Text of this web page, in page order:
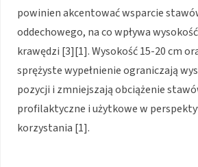
powinien akcentować wsparcie
oddechowego, na co wpływa
krawędzi [3][1]. Wysokość 15-20 cm
sprężyste wypełnienie ograniczają
pozycji i zmniejszają obciążenie
profilaktyczne i użytkowe w
korzystania [1].